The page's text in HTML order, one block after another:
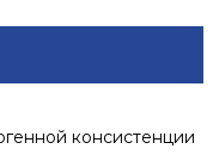
консистенции